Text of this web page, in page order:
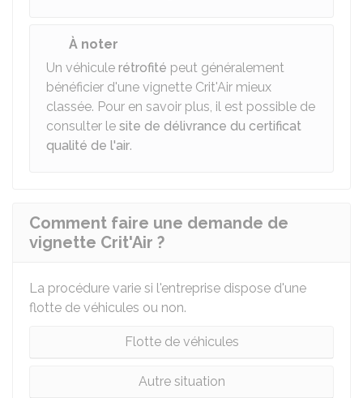
À noter
Un véhicule rétrofité peut généralement
bénéficier d'une vignette Crit'Air mieux
classée. Pour en savoir plus, il est possible de
consulter le site de délivrance du certificat
qualité de l'air.
Comment faire une demande de
vignette Crit'Air ?
La procédure varie si l'entreprise dispose d'une
flotte de véhicules ou non.
Flotte de véhicules
Autre situation